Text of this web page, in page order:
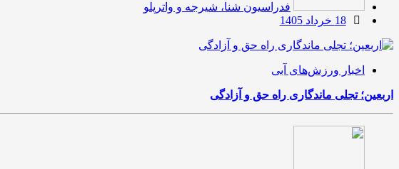
فدراسیون شنا، شیرجه و واترپلو
18 خرداد 1405
اخبار ورزش‌های آبی
اربعین؛ تجلی ماندگاری راه حق و آزادگی